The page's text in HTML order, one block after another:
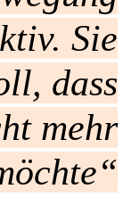
Sie
dass
mehr